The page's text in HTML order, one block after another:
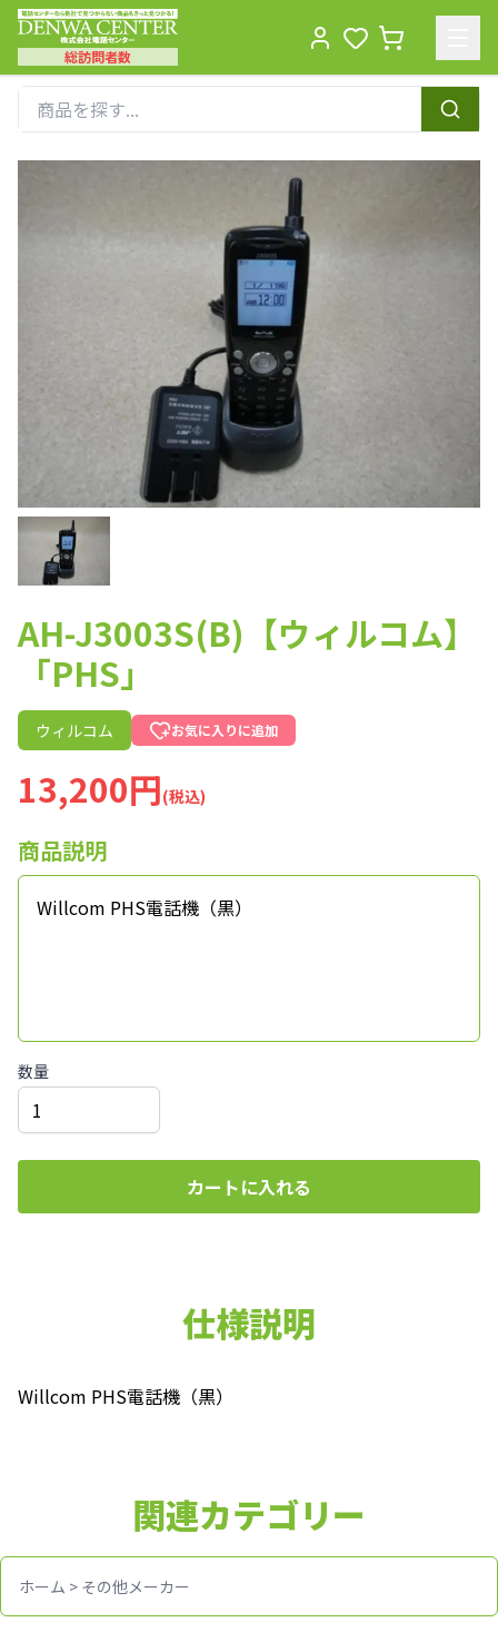
総訪問者数
AH-J3003S(B)【ウィルコム】
「PHS」
ウィルコム お気に入りに追加
13,200円(税込)
商品説明
Willcom PHS電話機（黒）
数量
カートに入れる
仕様説明
Willcom PHS電話機（黒）
関連カテゴリー
ホーム > その他メーカー